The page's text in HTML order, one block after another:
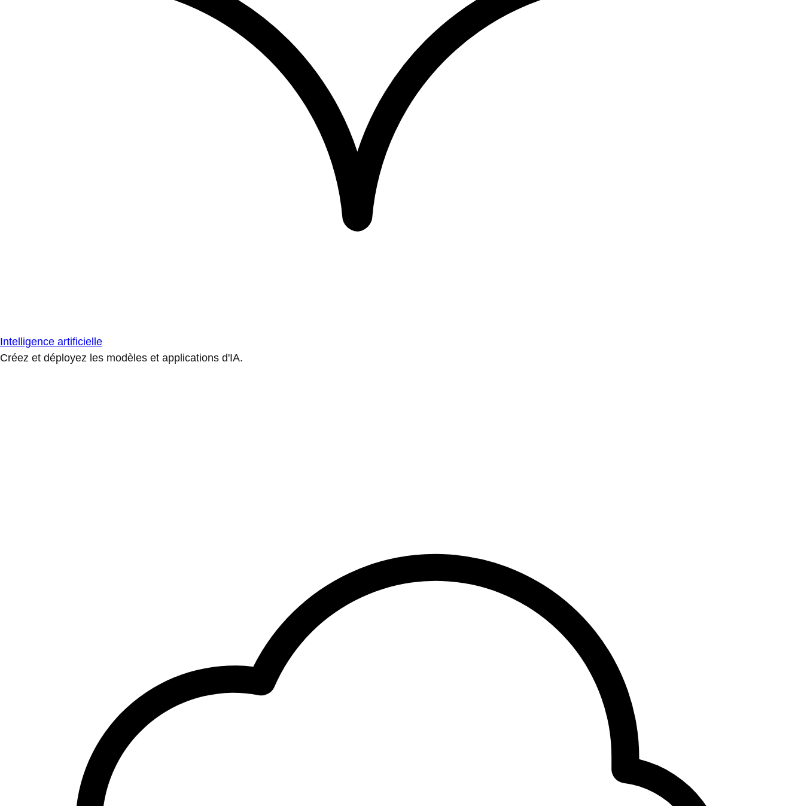
Intelligence artificielle
Créez et déployez les modèles et applications d'IA.